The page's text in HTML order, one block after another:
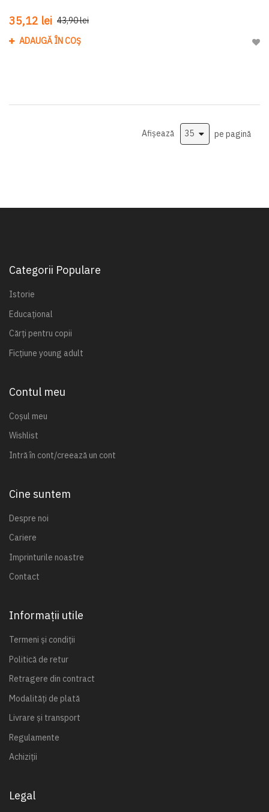
35,12 lei 43,90 lei
ADAUGĂ ÎN COȘ
Afișează pe pagină
Categorii Populare
Istorie
Educațional
Cărți pentru copii
Ficțiune young adult
Contul meu
Coșul meu
Wishlist
Intră în cont/creează un cont
Cine suntem
Despre noi
Cariere
Imprinturile noastre
Contact
Informații utile
Termeni și condiții
Politică de retur
Retragere din contract
Modalități de plată
Livrare și transport
Regulamente
Achiziții
Legal